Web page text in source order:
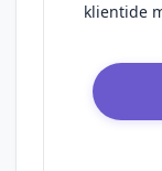
klientide